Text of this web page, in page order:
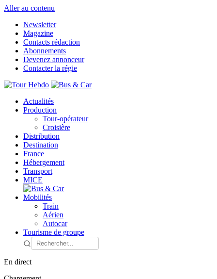
Aller au contenu
Newsletter
Magazine
Contacts rédaction
Abonnements
Devenez annonceur
Contacter la régie
Actualités
Production
Tour-opérateur
Croisière
Distribution
Destination
France
Hébergement
Transport
MICE
Mobilités
Train
Aérien
Autocar
Tourisme de groupe
En direct